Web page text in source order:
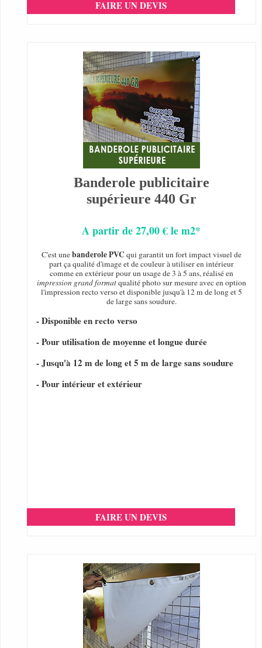
FAIRE UN DEVIS
Banderole publicitaire
supérieure 440 Gr
A partir de 27,00 € le m2*
C'est unebanderole PVC qui garantit un fort impact visuel de
part ça qualité d'image et de couleur à utiliser en intérieur
comme en extérieur pour un usage de 3 à 5 ans, réalisé en
impression grand formatqualité photo sur mesure avec en option
l'impression recto verso et disponible jusqu'à 12 m de long et 5
de large sans soudure.
- Disponible en recto verso
- Pour utilisation de moyenne et longue durée
- Jusqu'à 12 m de long et 5 m de large sans soudure
- Pour intérieur et extérieur
FAIRE UN DEVIS